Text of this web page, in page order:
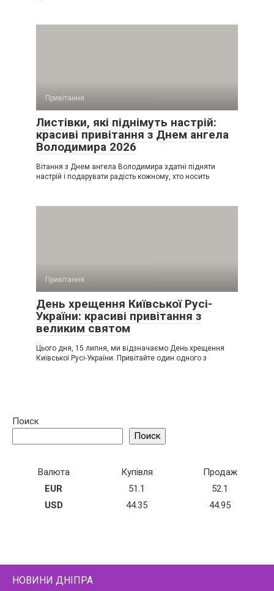
Привітання
Листівки, які піднімуть настрій:
красиві привітання з Днем ангела
Володимира 2026
Вітання з Днем ангела Володимира здатні підняти
настрій і подарувати радість кожному, хто носить
Привітання
День хрещення Київської Русі-
України: красиві привітання з
великим святом
Цього дня, 15 липня, ми відзначаємо День хрещення
Київської Русі-України. Привітайте один одного з
Поиск
Поиск
Валюта Купівля
Продаж
EUR
51.1
52.1
USD
44.35 44.95
НОВИНИ ДНІПРА